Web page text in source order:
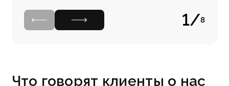
1/8
Что говорят клиенты о нас